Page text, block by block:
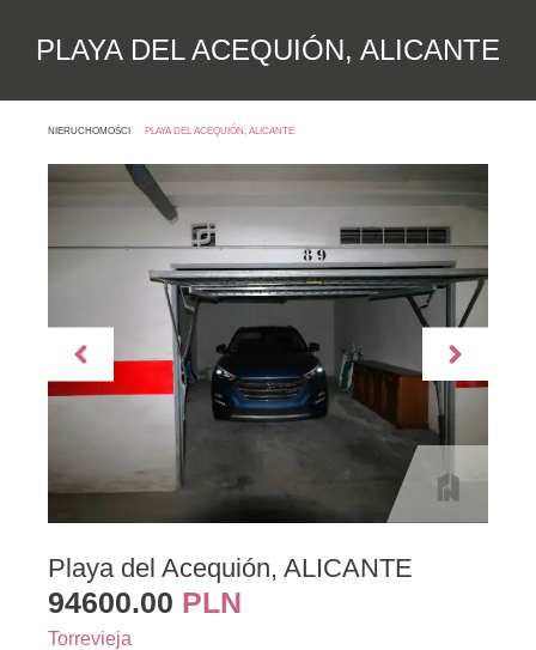
PLAYA DEL ACEQUIÓN, ALICANTE
NIERUCHOMOŚCI PLAYA DEL ACEQUIÓN, ALICANTE
Playa del Acequión, ALICANTE
94600.00 PLN
Torrevieja